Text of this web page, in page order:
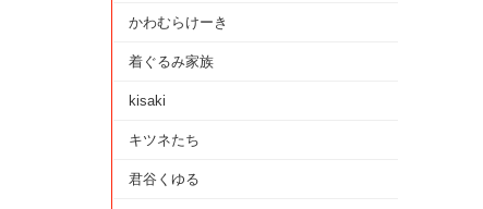
かわむらけーき
着ぐるみ家族
kisaki
キツネたち
君谷くゆる